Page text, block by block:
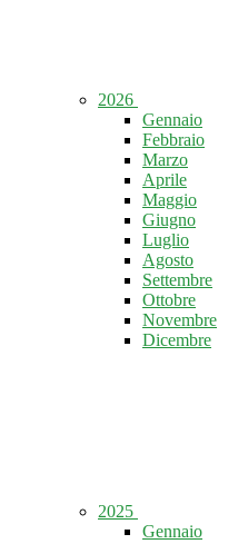
2026
Gennaio
Febbraio
Marzo
Aprile
Maggio
Giugno
Luglio
Agosto
Settembre
Ottobre
Novembre
Dicembre
2025
Gennaio